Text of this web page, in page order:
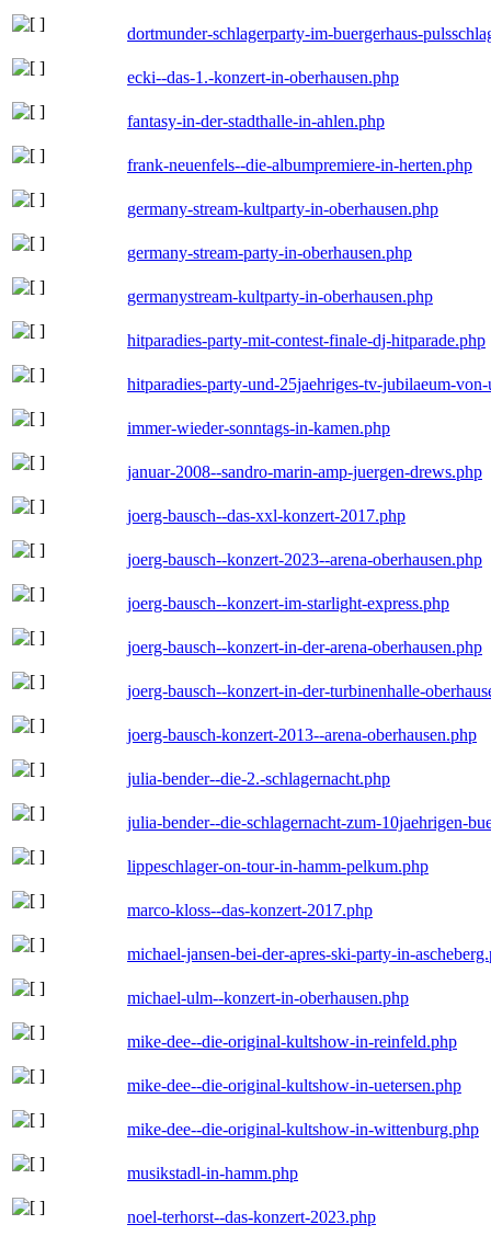
dortmunder-schlagerparty-im-buergerhaus-
ecki--das-1.-konzert-in-oberhausen.php
fantasy-in-der-stadthalle-in-ahlen.php
frank-neuenfels--die-albumpremiere-in-herten.php
germany-stream-kultparty-in-oberhausen.php
germany-stream-party-in-oberhausen.php
germanystream-kultparty-in-oberhausen.php
hitparadies-party-mit-contest-finale-dj-hitparade.php
hitparadies-party-und-25jaehriges-tv-jubilaeum-
immer-wieder-sonntags-in-kamen.php
januar-2008--sandro-marin-amp-juergen-drews.php
joerg-bausch--das-xxl-konzert-2017.php
joerg-bausch--konzert-2023--arena-oberhausen.php
joerg-bausch--konzert-im-starlight-express.php
joerg-bausch--konzert-in-der-arena-oberhausen.php
joerg-bausch--konzert-in-der-turbinenhalle-
joerg-bausch-konzert-2013--arena-oberhausen.php
julia-bender--die-2.-schlagernacht.php
julia-bender--die-schlagernacht-zum-10jaehrigen-
lippeschlager-on-tour-in-hamm-pelkum.php
marco-kloss--das-konzert-2017.php
michael-jansen-bei-der-apres-ski-party-in-
michael-ulm--konzert-in-oberhausen.php
mike-dee--die-original-kultshow-in-reinfeld.php
mike-dee--die-original-kultshow-in-uetersen.php
mike-dee--die-original-kultshow-in-wittenburg.php
musikstadl-in-hamm.php
noel-terhorst--das-konzert-2023.php